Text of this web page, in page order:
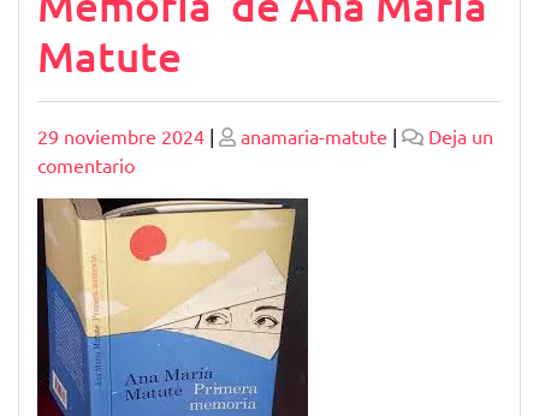
Matute
Publicado
29 noviembre 2024 | Publicado
anamaria-matute |
Deja un
comentarioen
Explorando
los
Recuerdos
Infancia
‘Primera